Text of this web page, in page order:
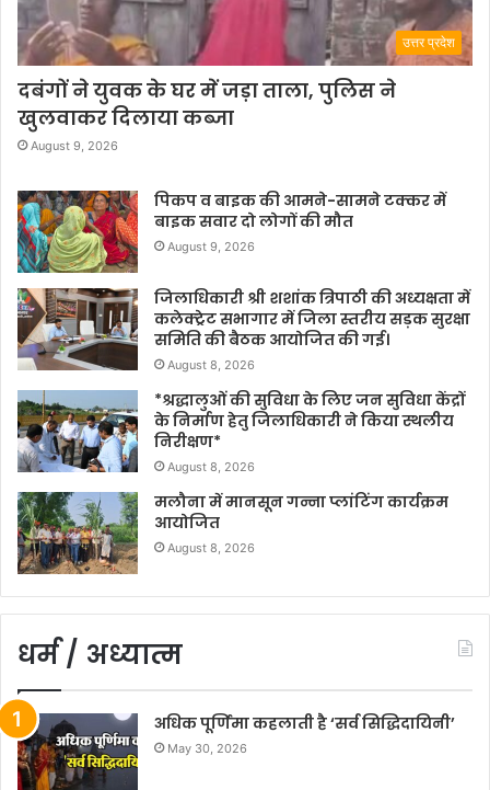
उत्तर प्रदेश
दबंगों ने युवक के घर में जड़ा ताला, पुलिस ने
खुलवाकर दिलाया कब्जा
August 9, 2026
पिकप व बाइक की आमने-सामने टक्कर में
बाइक सवार दो लोगों की मौत
August 9, 2026
जिलाधिकारी श्री शशांक त्रिपाठी की अध्यक्षता में
कलेक्ट्रेट सभागार में जिला स्तरीय सड़क सुरक्षा
समिति की बैठक आयोजित की गई।
August 8, 2026
*श्रद्धालुओं की सुविधा के लिए जन सुविधा केंद्रों
के निर्माण हेतु जिलाधिकारी ने किया स्थलीय
निरीक्षण*
August 8, 2026
मलौना में मानसून गन्ना प्लांटिंग कार्यक्रम
आयोजित
August 8, 2026
धर्म / अध्यात्म
अधिक पूर्णिमा कहलाती है ‘सर्व सिद्धिदायिनी’
May 30, 2026